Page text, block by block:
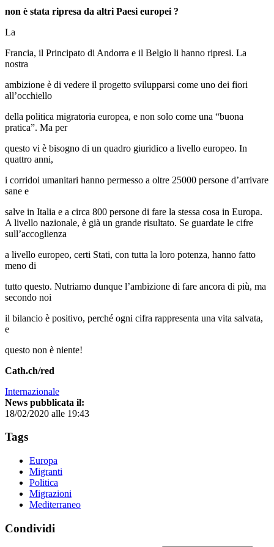
non è stata ripresa da altri Paesi europei ?
La
Francia, il Principato di Andorra e il Belgio li hanno ripresi. La
nostra
ambizione è di vedere il progetto svilupparsi come uno dei fiori
all’occhiello
della politica migratoria europea, e non solo come una “buona
pratica”. Ma per
questo vi è bisogno di un quadro giuridico a livello europeo. In
quattro anni,
i corridoi umanitari hanno permesso a oltre 25000 persone d’arrivare
sane e
salve in Italia e a circa 800 persone di fare la stessa cosa in Europa.
A livello nazionale, è già un grande risultato. Se guardate le cifre
sull’accoglienza
a livello europeo, certi Stati, con tutta la loro potenza, hanno fatto
meno di
tutto questo. Nutriamo dunque l’ambizione di fare ancora di più, ma
secondo noi
il bilancio è positivo, perché ogni cifra rappresenta una vita salvata,
e
questo non è niente!
Cath.ch/red
Internazionale
News pubblicata il:
18/02/2020 alle 19:43
Tags
Europa
Migranti
Politica
Migrazioni
Mediterraneo
Condividi